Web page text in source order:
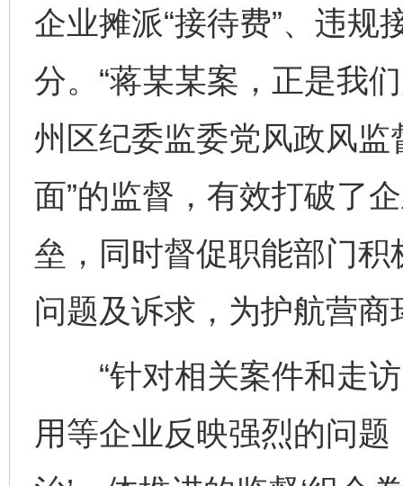
企业摊派“接待费”、违规
分。“蒋某某案，正是我
州区纪委监委党风政风监
面”的监督，有效打破了
垒，同时督促职能部门
问题及诉求，为护航营
“针对相关案件和走访
用等企业反映强烈的问题